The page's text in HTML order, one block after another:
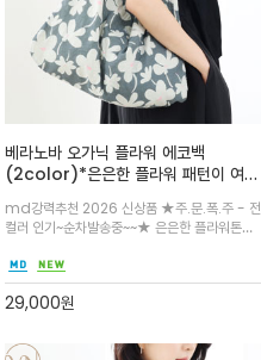
베라노바 오가닉 플라워 에코백
(2color)*은은한 플라워 패턴이 여름
룩에 산뜻한 포인트를 더해주는 코튼 에
코백
md강력추천 2026 신상품 ★주.문.폭.주 - 전
컬러 인기~순차발송중~~★ 은은한 플라워톤이
고급스럽게 내추럴한 감성의 천연 오가닉 코튼소
재/내부 포켓과 VERANOVA 자수 디테일이 더
해져 완성
29,000원